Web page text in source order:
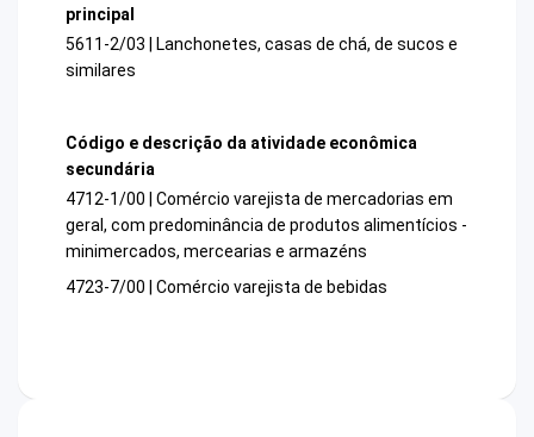
principal
5611-2/03 | Lanchonetes, casas de chá, de sucos e
similares
Código e descrição da atividade econômica
secundária
4712-1/00 | Comércio varejista de mercadorias em
geral, com predominância de produtos alimentícios -
minimercados, mercearias e armazéns
4723-7/00 | Comércio varejista de bebidas